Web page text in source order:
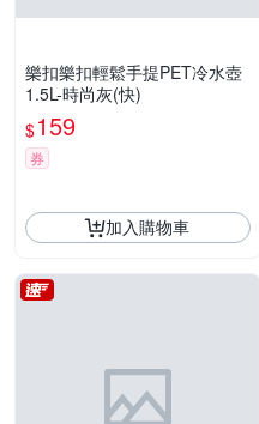
樂扣樂扣輕鬆手提PET冷水壺
1.5L-時尚灰(快)
$159
券
加入購物車